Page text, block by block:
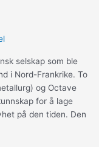
selskap som ble
i Nord-Frankrike. To
og Octave
for å lage
på den tiden. Den